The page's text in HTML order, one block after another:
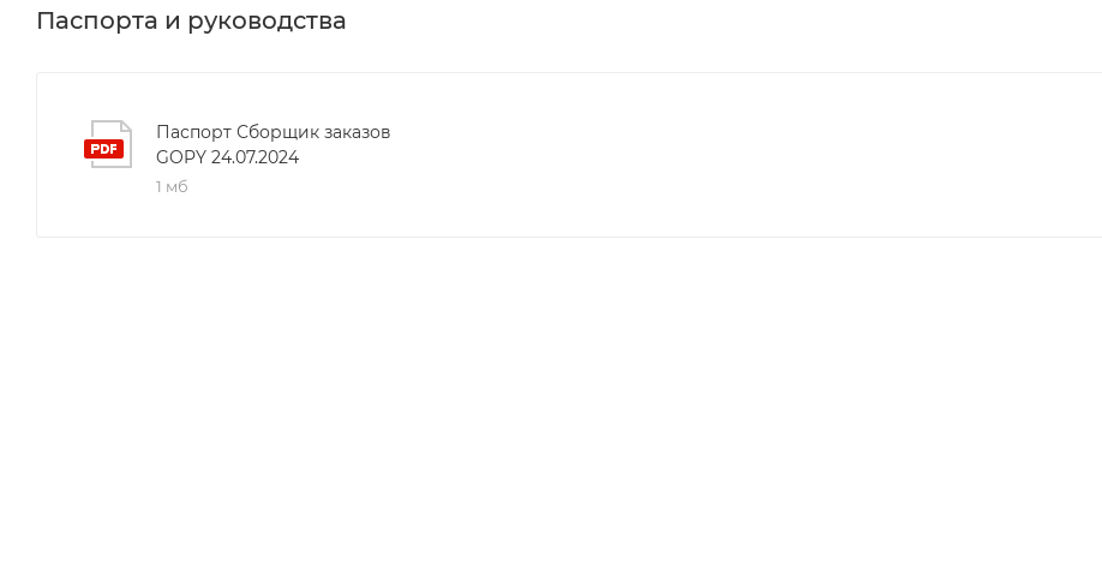
работы в ограниченных пространствах складов и производственных помещений. Качественные материалы и
Паспорта и руководства
Паспорт Сборщик заказов
GOPY 24.07.2024
1 мб